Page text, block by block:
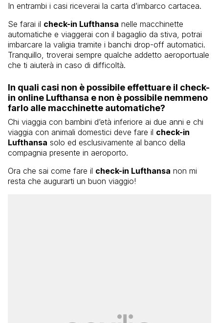
In entrambi i casi riceverai la carta d’imbarco cartacea.
Se farai il check-in Lufthansa nelle macchinette
automatiche e viaggerai con il bagaglio da stiva, potrai
imbarcare la valigia tramite i banchi drop-off automatici.
Tranquillo, troverai sempre qualche addetto aeroportuale
che ti aiuterà in caso di difficoltà.
In quali casi non è possibile effettuare il check-
in online Lufthansa e non è possibile nemmeno
farlo alle macchinette automatiche?
Chi viaggia con bambini d’età inferiore ai due anni e chi
viaggia con animali domestici deve fare il check-in
Lufthansa solo ed esclusivamente al banco della
compagnia presente in aeroporto.
Ora che sai come fare il check-in Lufthansa non mi
resta che augurarti un buon viaggio!